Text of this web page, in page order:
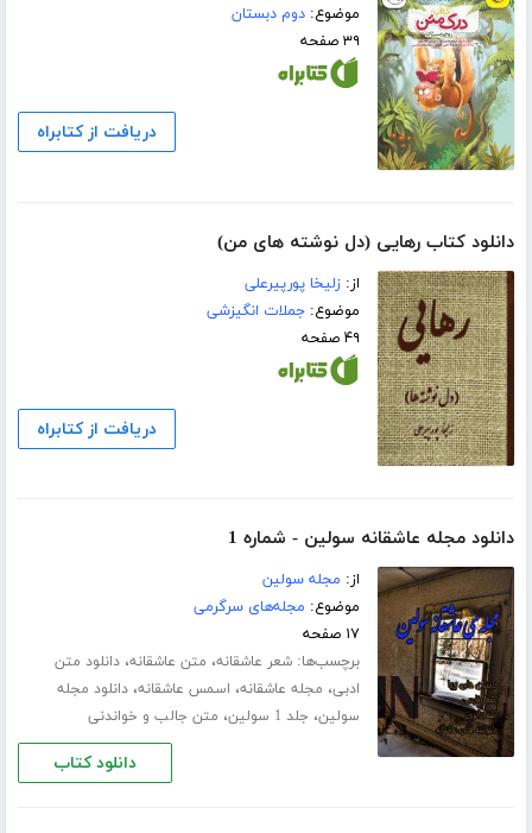
موضوع:دوم دبستان
۳۹ صفحه
دریافت از کتابراه
دانلود کتاب رهایی (دل نوشته های من)
از:زلیخا پورپیرعلی
موضوع:جملات انگیزشی
۴۹ صفحه
دریافت از کتابراه
دانلود مجله عاشقانه سولین - شماره 1
از: مجله سولین
موضوع: مجله‌های سرگرمی
۱۷ صفحه
برچسب‌ها:شعر عاشقانه، متن عاشقانه،دانلود متن
ادبی، مجله عاشقانه، اسمس عاشقانه،دانلود مجله
سولین، جلد 1 سولین ، متن جالب و خواندنی
دانلود کتاب